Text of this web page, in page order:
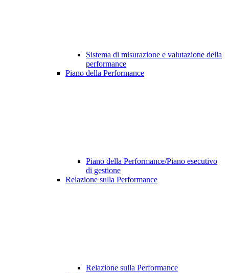
Sistema di misurazione e valutazione della
performance
Piano della Performance
Piano della Performance/Piano esecutivo
di gestione
Relazione sulla Performance
Relazione sulla Performance